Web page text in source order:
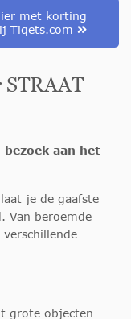
met korting
Tiqets.com
STRAAT
aan het
je de gaafste
Van beroemde
grote objecten